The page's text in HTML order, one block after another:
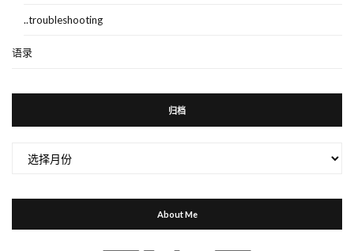
..troubleshooting
语录
归档
About Me